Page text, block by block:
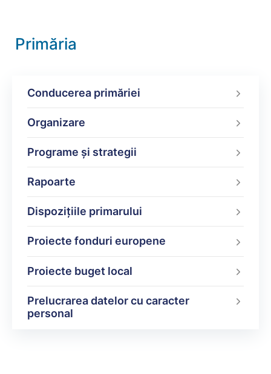
Primăria
Conducerea primăriei
Organizare
Programe şi strategii
Rapoarte
Dispoziţiile primarului
Proiecte fonduri europene
Proiecte buget local
Prelucrarea datelor cu caracter
personal